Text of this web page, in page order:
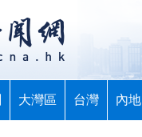
大灣區 台灣 內地